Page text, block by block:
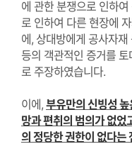
에 관한 분쟁으로 인하
로 인하여 다른 현장에
에 , 상대방에게 공사자
등의 객관적인 증거를
로 주장하였습니다.
이에 , 부유만의 신빙성
망과 편취의 범의가 없었
의 정당한 권한이 없다는